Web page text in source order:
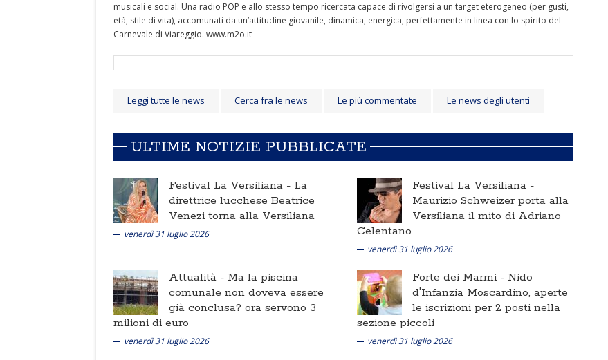
musicali e social. Una radio POP e allo stesso tempo ricercata capace di rivolgersi a un target eterogeneo (per gusti,
età, stile di vita), accomunati da un’attitudine giovanile, dinamica, energica, perfettamente in linea con lo spirito del
Carnevale di Viareggio. www.m2o.it
Leggi tutte le news Cerca fra le news Le più commentate Le news degli utenti
ULTIME NOTIZIE PUBBLICATE
Festival La Versiliana - La
direttrice lucchese Beatrice
Venezi torna alla Versiliana
venerdì 31 luglio 2026
Festival La Versiliana -
Maurizio Schweizer porta alla
Versiliana il mito di Adriano
Celentano
venerdì 31 luglio 2026
Attualità - Ma la piscina
comunale non doveva essere
già conclusa? ora servono 3
milioni di euro
venerdì 31 luglio 2026
Forte dei Marmi - Nido
d'Infanzia Moscardino, aperte
le iscrizioni per 2 posti nella
sezione piccoli
venerdì 31 luglio 2026